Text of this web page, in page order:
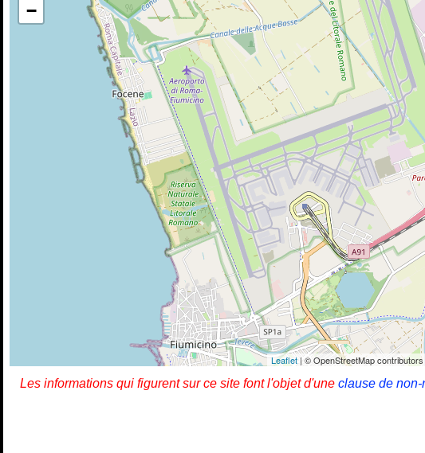
−
Leaflet | © OpenStreetMap contributors
Les informations qui figurent sur ce site font l'objet d'une clause de